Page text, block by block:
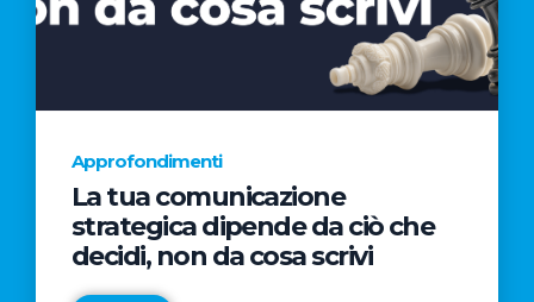
AL
CINEMA
NELLA
CAMPAGNA
REGISTA
PREMIO
OSCAR®
Approfondimenti
La tua comunicazione
strategica dipende da ciò che
decidi, non da cosa scrivi